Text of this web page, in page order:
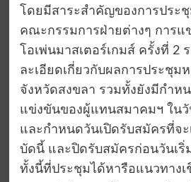
โดยมีสาระสำคัญของการประ
คณะกรรมการฝ่ายต่างๆ การ
โอเพ่นมาสเตอร์เกมส์ ครั้งที่ 2
ละเอียดเกี่ยวกับผลการประชุม
จังหวัดสงขลา รวมทั้งยังมีกำห
แข่งขันของผู้แทนสมาคมฯ ในวั
และกำหนดวันเปิดรับสมัครที่จ
บัดนี้ และปิดรับสมัครก่อนวันเ
ทั้งนี้ที่ประชุมได้หารือแนวทางเ